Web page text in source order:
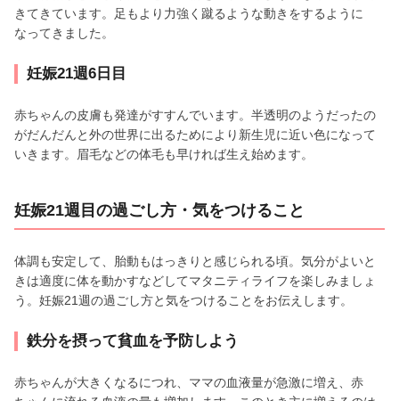
きてきています。足もより力強く蹴るような動きをするように
なってきました。
妊娠21週6日目
赤ちゃんの皮膚も発達がすすんでいます。半透明のようだったの
がだんだんと外の世界に出るためにより新生児に近い色になって
いきます。眉毛などの体毛も早ければ生え始めます。
妊娠21週目の過ごし方・気をつけること
体調も安定して、胎動もはっきりと感じられる頃。気分がよいと
きは適度に体を動かすなどしてマタニティライフを楽しみましょ
う。妊娠21週の過ごし方と気をつけることをお伝えします。
鉄分を摂って貧血を予防しよう
赤ちゃんが大きくなるにつれ、ママの血液量が急激に増え、赤